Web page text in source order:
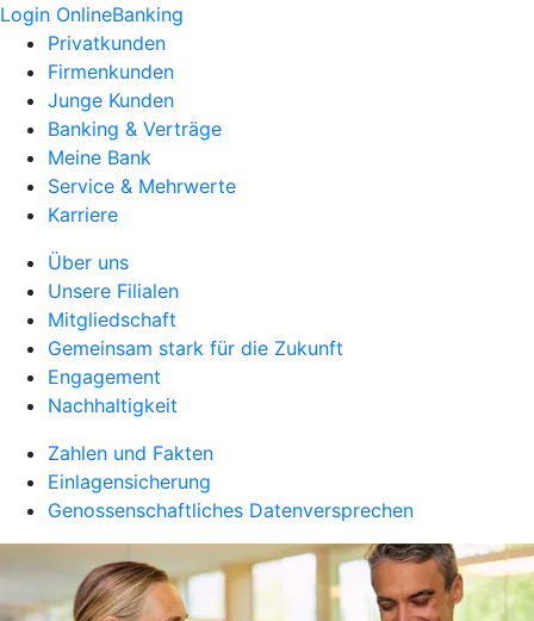
Login OnlineBanking
Privatkunden
Firmenkunden
Junge Kunden
Banking & Verträge
Meine Bank
Service & Mehrwerte
Karriere
Über uns
Unsere Filialen
Mitgliedschaft
Gemeinsam stark für die Zukunft
Engagement
Nachhaltigkeit
Zahlen und Fakten
Einlagensicherung
Genossenschaftliches Datenversprechen